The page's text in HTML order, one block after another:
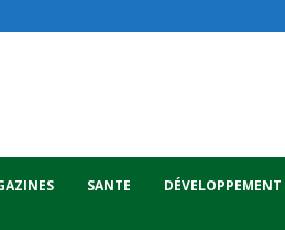
SANTE DÉVELOPPEMENT